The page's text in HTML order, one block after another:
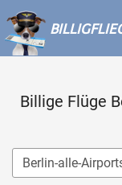
Billige Flüge